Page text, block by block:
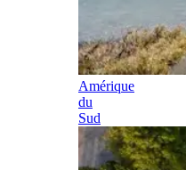
Amérique
du
Sud